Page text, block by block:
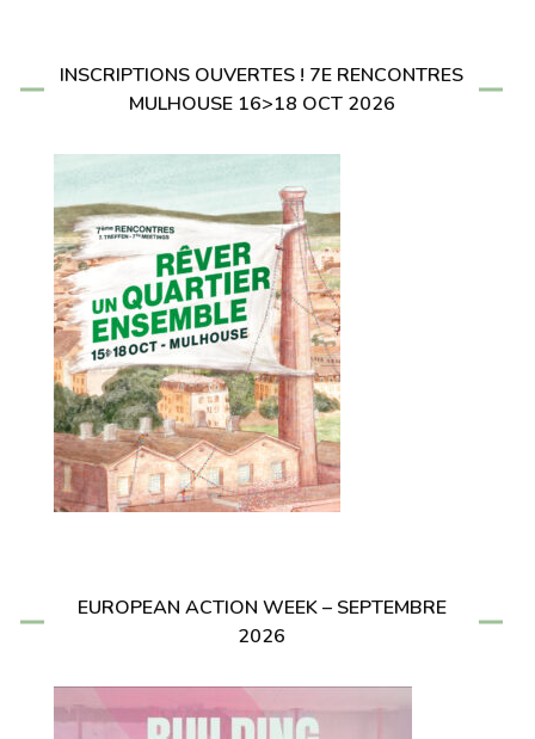
INSCRIPTIONS OUVERTES ! 7E RENCONTRES
MULHOUSE 16>18 OCT 2026
EUROPEAN ACTION WEEK – SEPTEMBRE
2026